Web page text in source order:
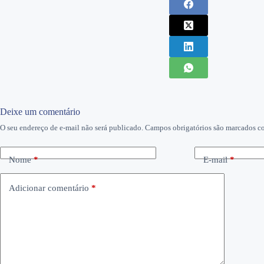
Deixe um comentário
O seu endereço de e-mail não será publicado. Campos obrigatórios são marcados
Nome* E-mail*
Adicionar comentário *